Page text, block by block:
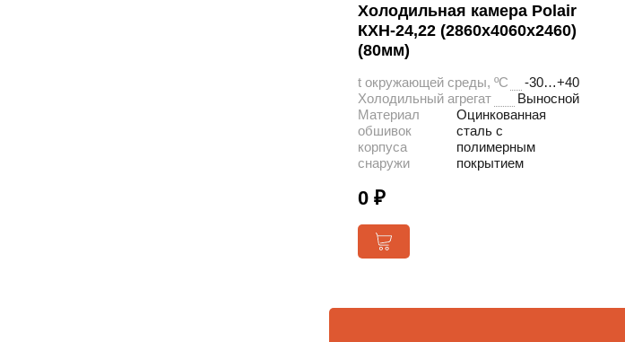
Холодильная камера Polair
КХН-24,22 (2860х4060х2460)
(80мм)
t окружающей среды, ºС
-30…+40
Холодильный агрегат
Выносной
Материал
обшивок
корпуса
снаружи
Оцинкованная
сталь с
полимерным
покрытием
0 ₽